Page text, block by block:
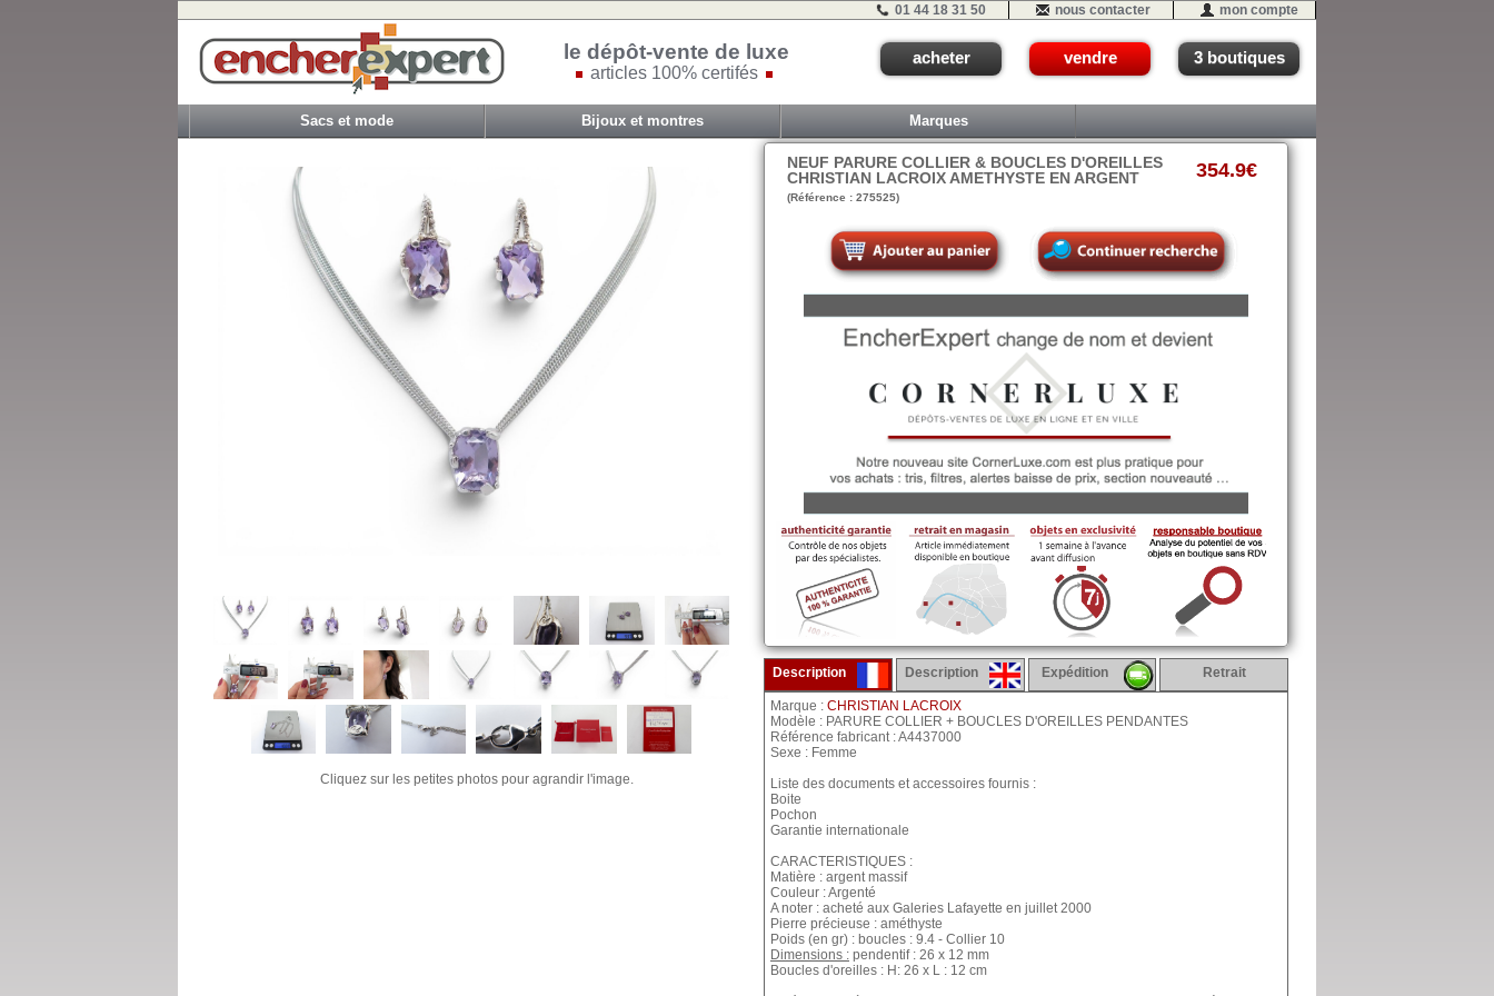
01 44 18 31 50 nous contacter mon compte
le dépôt-vente de luxe
articles 100% certifés
acheter vendre 3 boutiques
Sacs et mode Bijoux et montres Marques
Cliquez sur les petites photos pour agrandir l'image.
NEUF PARURE COLLIER & BOUCLES D'OREILLES
CHRISTIAN LACROIX AMETHYSTE EN ARGENT
(Référence : 275525)
354.9€
Description Description Expédition Retrait
Marque : CHRISTIAN LACROIX
Modèle : PARURE COLLIER + BOUCLES D'OREILLES PENDANTES
Référence fabricant : A4437000
Sexe : Femme
Liste des documents et accessoires fournis :
Boite
Pochon
Garantie internationale
CARACTERISTIQUES :
Matière : argent massif
Couleur : Argenté
A noter : acheté aux Galeries Lafayette en juillet 2000
Pierre précieuse : améthyste
Poids (en gr) : boucles : 9.4 - Collier 10
Dimensions : pendentif : 26 x 12 mm
Boucles d'oreilles : H: 26 x L : 12 cm